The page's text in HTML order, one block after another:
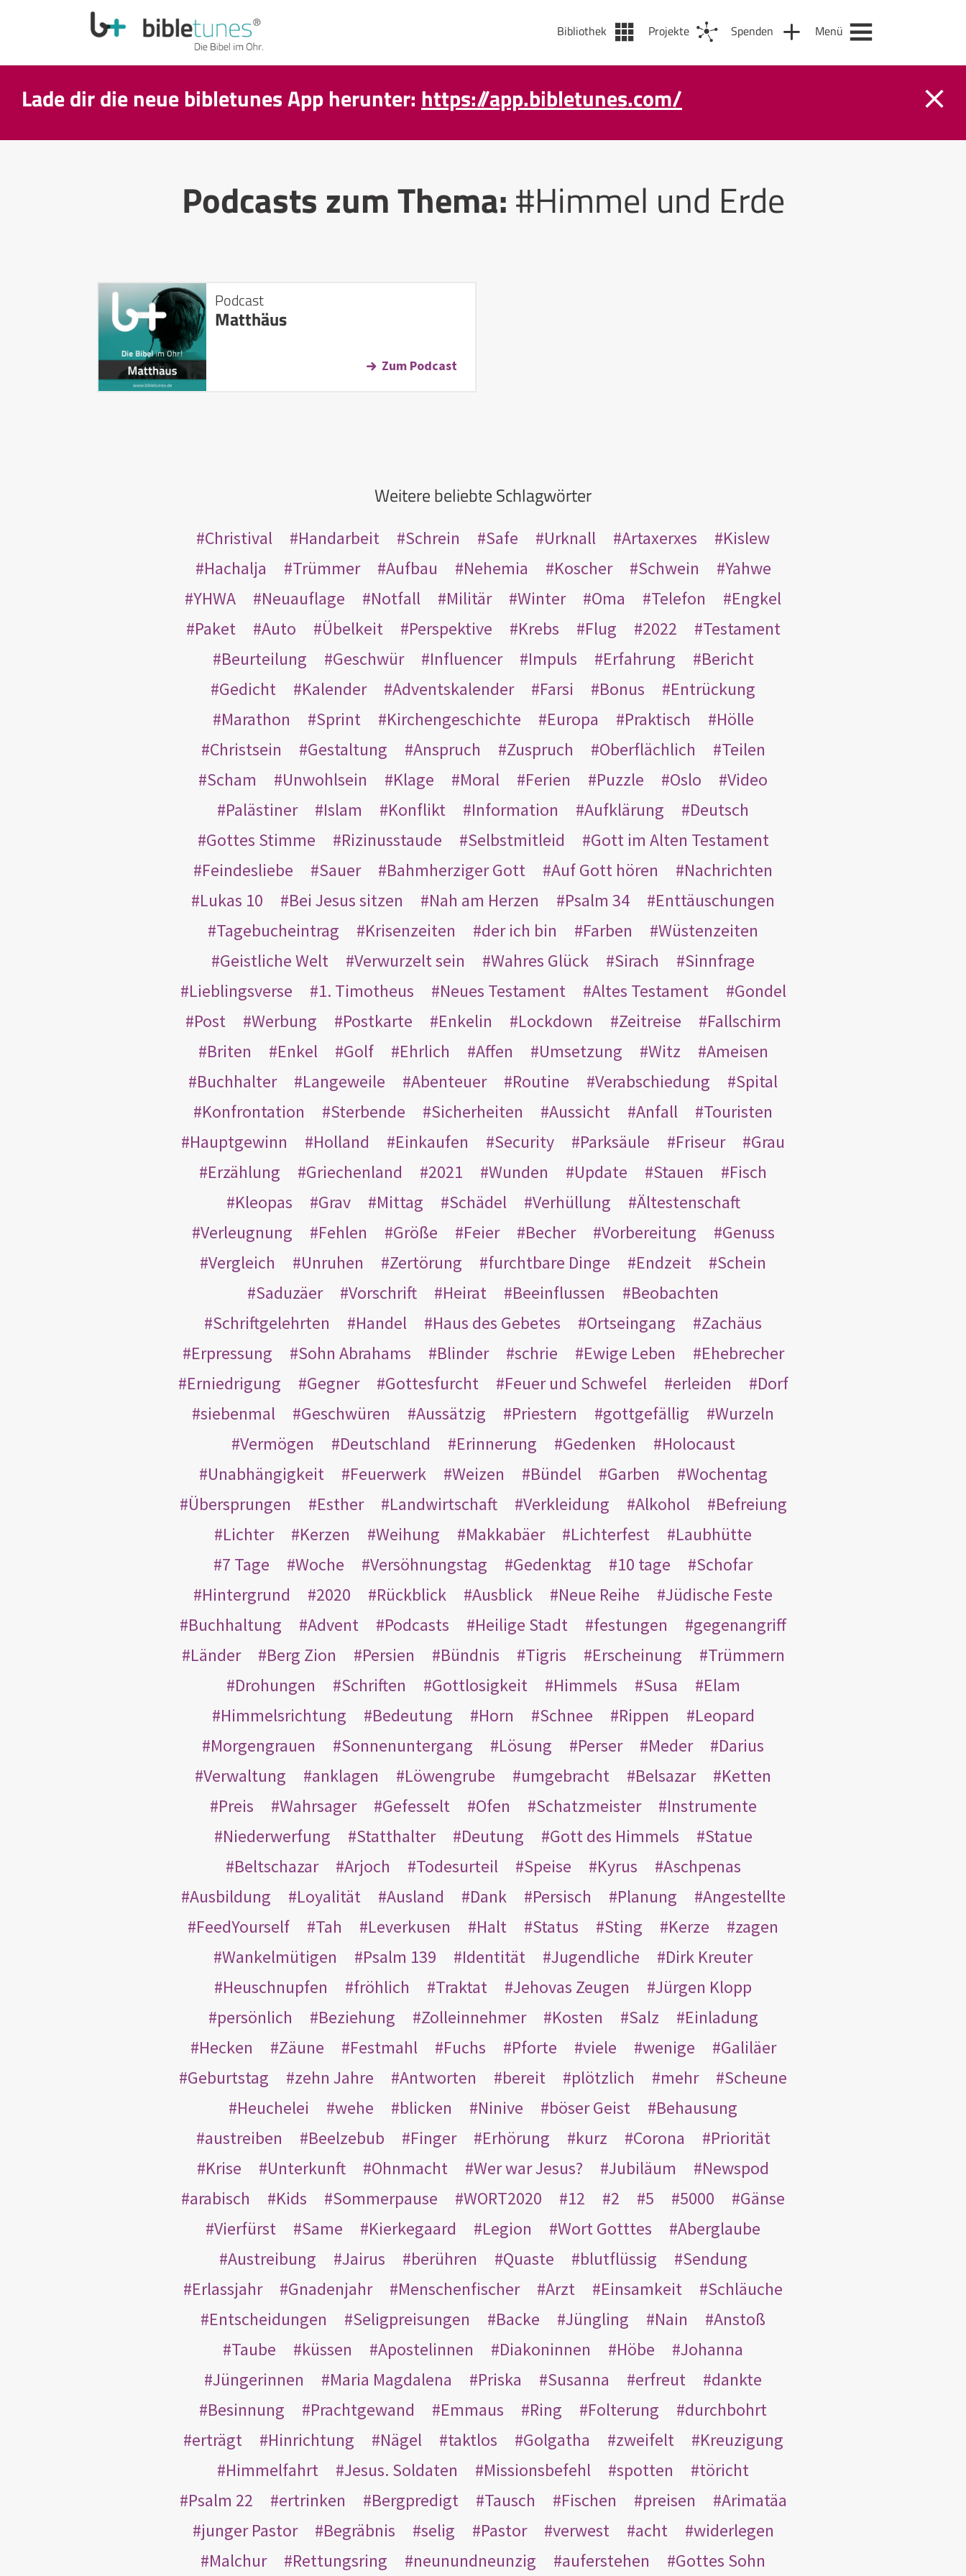
Bibliothek Projekte Spenden Menü
Lade dir die neue bibletunes App herunter: https://app.bibletunes.com/
Podcasts zum Thema:#Himmel und Erde
Podcast
Matthäus
Zum Podcast
Weitere beliebte Schlagwörter
Christival Handarbeit Schrein Safe Urknall Artaxerxes
Kislew
Hachalja
Trümmer Aufbau Nehemia Koscher Schwein
Yahwe
YHWA
Neuauflage Notfall Militär Winter Oma Telefon
Engkel
Paket
Auto Übelkeit Perspektive Krebs Flug 2022
Testament
Beurteilung
Geschwür Influencer Impuls Erfahrung
Bericht
Gedicht
Kalender Adventskalender Farsi Bonus
Entrückung
Marathon
Sprint Kirchengeschichte Europa Praktisch
Hölle
Christsein
Gestaltung Anspruch Zuspruch Oberflächlich
Teilen
Scham
Unwohlsein Klage Moral Ferien Puzzle Oslo
Video
Palästiner
Islam Konflikt Information Aufklärung
Deutsch
Gottes Stimme
Rizinusstaude Selbstmitleid
Gott im Alten Testament
Feindesliebe
Sauer Bahmherziger Gott Auf Gott hören
Nachrichten
Lukas 10
Bei Jesus sitzen Nah am Herzen Psalm 34
Enttäuschungen
Tagebucheintrag
Krisenzeiten der ich bin Farben
Wüstenzeiten
Geistliche Welt
Verwurzelt sein Wahres Glück Sirach
Sinnfrage
Lieblingsverse
1. Timotheus Neues Testament Altes Testament
Gondel
Post
Werbung Postkarte Enkelin Lockdown Zeitreise
Fallschirm
Briten
Enkel Golf Ehrlich Affen Umsetzung Witz
Ameisen
Buchhalter
Langeweile Abenteuer Routine Verabschiedung
Spital
Konfrontation
Sterbende Sicherheiten Aussicht Anfall
Touristen
Hauptgewinn
Holland Einkaufen Security Parksäule Friseur
Grau
Erzählung
Griechenland 2021 Wunden Update Stauen
Fisch
Kleopas
Grav Mittag Schädel Verhüllung
Ältestenschaft
Verleugnung
Fehlen Größe Feier Becher Vorbereitung
Genuss
Vergleich
Unruhen Zertörung furchtbare Dinge Endzeit
Schein
Saduzäer
Vorschrift Heirat Beeinflussen
Beobachten
Schriftgelehrten
Handel Haus des Gebetes Ortseingang
Zachäus
Erpressung
Sohn Abrahams Blinder schrie Ewige Leben
Ehebrecher
Erniedrigung
Gegner Gottesfurcht Feuer und Schwefel erleiden
Dorf
siebenmal
Geschwüren Aussätzig Priestern gottgefällig
Wurzeln
Vermögen
Deutschland Erinnerung Gedenken
Holocaust
Unabhängigkeit
Feuerwerk Weizen Bündel Garben
Wochentag
Übersprungen
Esther Landwirtschaft Verkleidung Alkohol
Befreiung
Lichter
Kerzen Weihung Makkabäer Lichterfest
Laubhütte
7 Tage
Woche Versöhnungstag Gedenktag 10 tage
Schofar
Hintergrund
2020 Rückblick Ausblick Neue Reihe
Jüdische Feste
Buchhaltung
Advent Podcasts Heilige Stadt festungen
gegenangriff
Länder
Berg Zion Persien Bündnis Tigris Erscheinung
Trümmern
Drohungen
Schriften Gottlosigkeit Himmels Susa
Elam
Himmelsrichtung
Bedeutung Horn Schnee Rippen
Leopard
Morgengrauen
Sonnenuntergang Lösung Perser Meder
Darius
Verwaltung
anklagen Löwengrube umgebracht Belsazar
Ketten
Preis
Wahrsager Gefesselt Ofen Schatzmeister
Instrumente
Niederwerfung
Statthalter Deutung Gott des Himmels
Statue
Beltschazar
Arjoch Todesurteil Speise Kyrus
Aschpenas
Ausbildung
Loyalität Ausland Dank Persisch Planung
Angestellte
FeedYourself
Tah Leverkusen Halt Status Sting Kerze
zagen
Wankelmütigen
Psalm 139 Identität Jugendliche
Dirk Kreuter
Heuschnupfen
fröhlich Traktat Jehovas Zeugen
Jürgen Klopp
persönlich
Beziehung Zolleinnehmer Kosten Salz
Einladung
Hecken
Zäune Festmahl Fuchs Pforte viele wenige
Galiläer
Geburtstag
zehn Jahre Antworten bereit plötzlich mehr
Scheune
Heuchelei
wehe blicken Ninive böser Geist
Behausung
austreiben
Beelzebub Finger Erhörung kurz Corona
Priorität
Krise
Unterkunft Ohnmacht Wer war Jesus? Jubiläum
Newspod
arabisch
Kids Sommerpause WORT2020 12 2 5 5000
Gänse
Vierfürst
Same Kierkegaard Legion Wort Gotttes
Aberglaube
Austreibung
Jairus berühren Quaste blutflüssig
Sendung
Erlassjahr
Gnadenjahr Menschenfischer Arzt Einsamkeit
Schläuche
Entscheidungen
Seligpreisungen Backe Jüngling Nain
Anstoß
Taube
küssen Apostelinnen Diakoninnen Höbe
Johanna
Jüngerinnen
Maria Magdalena Priska Susanna erfreut
dankte
Besinnung
Prachtgewand Emmaus Ring Folterung
durchbohrt
erträgt
Hinrichtung Nägel taktlos Golgatha zweifelt
Kreuzigung
Himmelfahrt
Jesus. Soldaten Missionsbefehl spotten
töricht
Psalm 22
ertrinken Bergpredigt Tausch Fischen preisen
Arimatäa
junger Pastor
Begräbnis selig Pastor verwest acht
widerlegen
Malchur
Rettungsring neunundneunzig auferstehen Gottes Sohn